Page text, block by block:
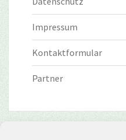
Impressum
Kontaktformular
Partner